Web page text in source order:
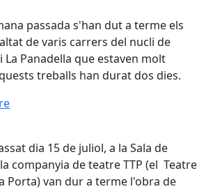
passada s'han dut a terme els
de varis carrers del nucli de
Panadella que estaven molt
treballs han durat dos dies.
dia 15 de juliol, a la Sala de
companyia de teatre TTP (el Teatre
Porta) van dur a terme l'obra de